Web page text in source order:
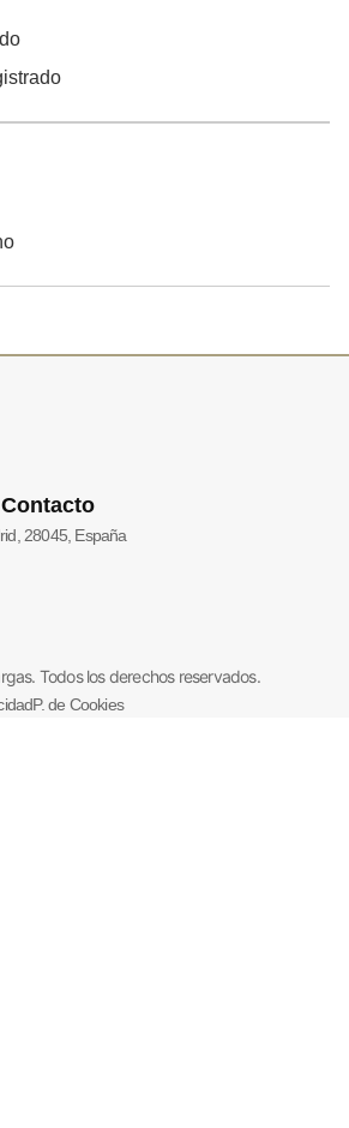
28045, España
Todos los derechos reservados.
P. de Cookies